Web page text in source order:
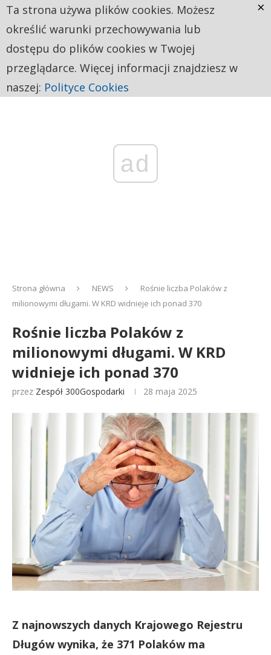
ad
Strona główna NEWS
Rośnie liczba Polaków z
milionowymi długami. W KRD widnieje ich ponad 370
Rośnie liczba Polaków z
milionowymi długami. W KRD
widnieje ich ponad 370
przez Zespół 300Gospodarki 28 maja 2025
Z najnowszych danych Krajowego Rejestru
Długów wynika, że 371 Polaków ma
Ta strona używa plików cookies. Możesz
określić warunki przechowywania lub
dostępu do plików cookies w Twojej
przeglądarce. Więcej informacji znajdziesz w
naszej: Polityce Cookies
×